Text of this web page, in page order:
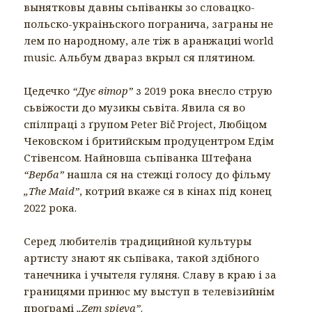
вынятковы давны сьпіванкы зо словацко-
польско-украіньского погранича, заграны не
лем по народному, але тіж в аранжациі world
music. Альбум двараз вкрыл ся плятином.
Цедечко “Дує вітор” з 2019 рока внесло струю
сьвіжости до музикы сьвіта. Явила ся во
спілпраці з ґрупом Peter Bič Project, Любіцом
Чековском і бритийскым продуцентром Едім
Стівенсом. Найновша сьпіванка Штефана
“Верба” нашла ся на стежці голосу до фільму
„The Maid”, котрий вкаже ся в кінах під конец
2022 рока.
Серед любителів традицийной культуры
артисту знают як сьпівака, такой здібного
танечника і учытеля гуляня. Славу в краю і за
границями принюс му выступ в телевізийнім
проґрамі„Zem spieva”.